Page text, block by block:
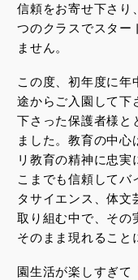
信頼をお寄せ下さり
つのクラスでスター
ません。
この度、初年度に年
途からご入園して下
下さった保護者様と
ました。教育の中
リ教育の精神に忠
こまでも信頼してバ
タサイエンス、体文
取り組む中で、その
そのまま現れること
園生活が楽しすぎて